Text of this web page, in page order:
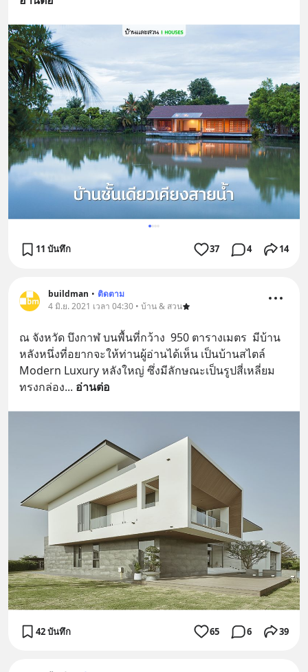
11 บันทึก 37 4 14
buildman • ติดตาม
4 มิ.ย. 2021 เวลา 04:30 • บ้าน & สวน
ณ จังหวัด บึงกาฬ บนพื้นที่กว้าง  950 ตารางเมตร  มีบ้าน
หลังหนึ่งที่อยากจะให้ท่านผู้อ่านได้เห็น เป็นบ้านสไตล์
Modern Luxury หลังใหญ่ ซึ่งมีลักษณะเป็นรูปสี่เหลี่ยม
ทรงกล่อง... อ่านต่อ
42 บันทึก 65 6 39